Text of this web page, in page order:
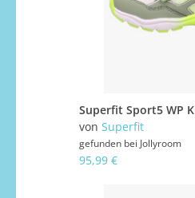
von Superfit
gefunden bei Jollyroom
95,99 €